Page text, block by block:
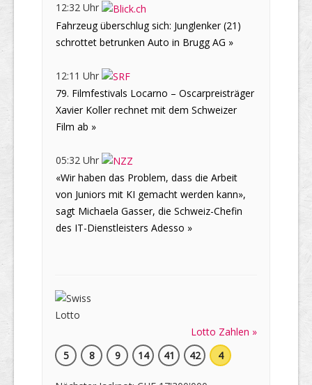
12:32 Uhr
Fahrzeug überschlug sich: Junglenker (21)
schrottet betrunken Auto in Brugg AG »
12:11 Uhr
79. Filmfestivals Locarno – Oscarpreisträger
Xavier Koller rechnet mit dem Schweizer
Film ab »
05:32 Uhr
«Wir haben das Problem, dass die Arbeit
von Juniors mit KI gemacht werden kann»,
sagt Michaela Gasser, die Schweiz-Chefin
des IT-Dienstleisters Adesso »
Lotto Zahlen »
5
8 9 14 41 42 4